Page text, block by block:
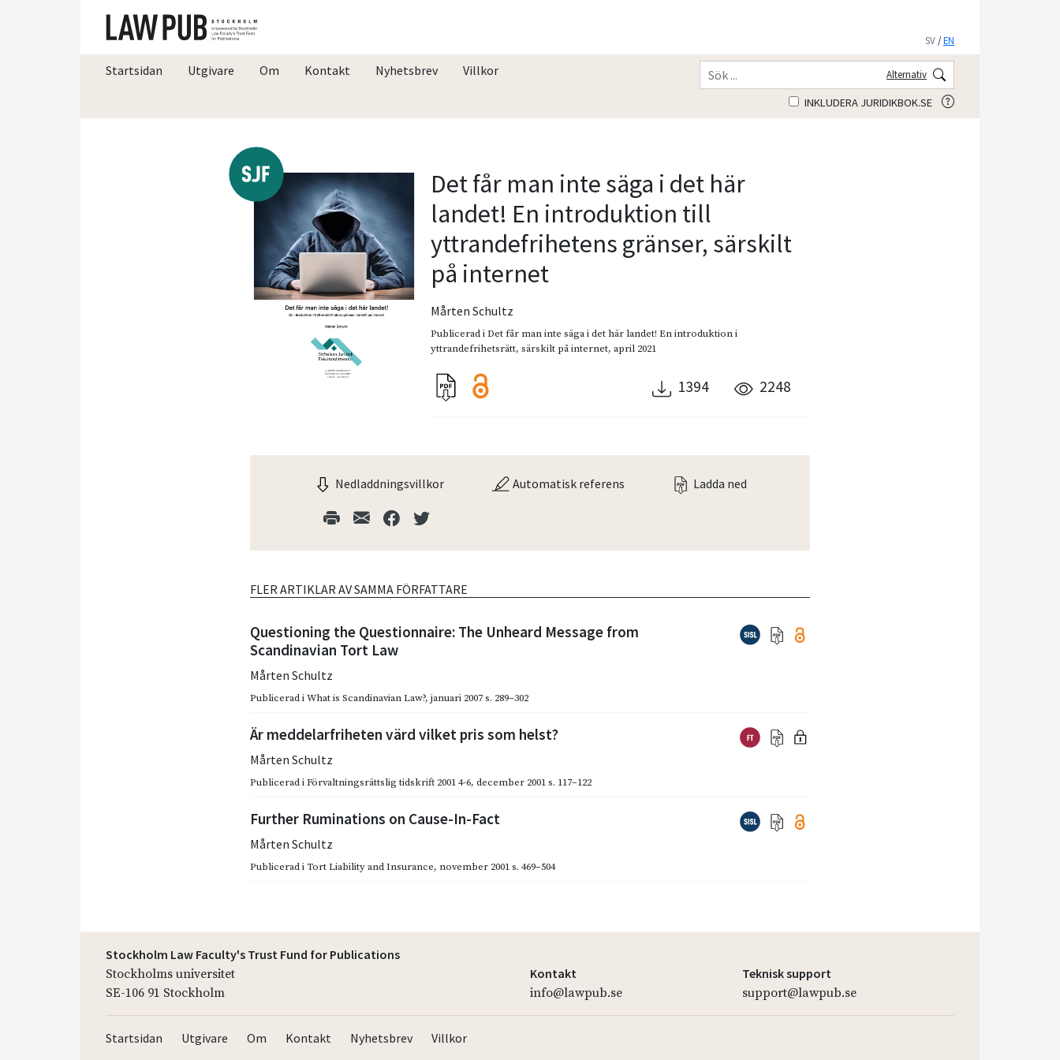
SV /EN
Startsidan Utgivare Om Kontakt Nyhetsbrev Villkor Alternativ
INKLUDERA JURIDIKBOK.SE
Det får man inte säga i det här
landet! En introduktion till
yttrandefrihetens gränser, särskilt
på internet
Mårten Schultz
Publicerad iDet får man inte säga i det här landet! En introduktion i
yttrandefrihetsrätt, särskilt på internet,april 2021
1394 2248
Nedladdningsvillkor Automatisk referens Ladda ned
FLER ARTIKLAR AV SAMMA FÖRFATTARE
Questioning the Questionnaire: The Unheard Message from
Scandinavian Tort Law
Mårten Schultz
Publicerad iWhat is Scandinavian Law?,januari 2007 s. 289–302
Är meddelarfriheten värd vilket pris som helst?
Mårten Schultz
Publicerad iFörvaltningsrättslig tidskrift 2001 4-6,december 2001 s. 117–122
Further Ruminations on Cause-In-Fact
Mårten Schultz
Publicerad iTort Liability and Insurance, november 2001 s. 469–504
Stockholm Law Faculty's Trust Fund for Publications
Stockholms universitet
SE-106 91 Stockholm
Kontakt
info@lawpub.se
Teknisk support
support@lawpub.se
Startsidan Utgivare Om Kontakt Nyhetsbrev Villkor